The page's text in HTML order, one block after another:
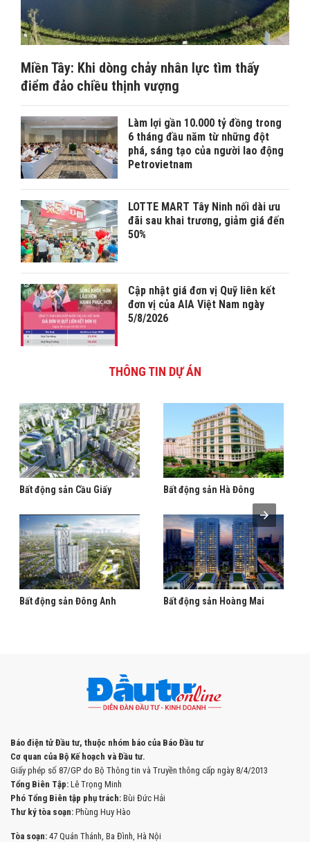
Miền Tây: Khi dòng chảy nhân lực tìm thấy
điểm đảo chiều thịnh vượng
Làm lợi gần 10.000 tỷ đồng trong
6 tháng đầu năm từ những đột
phá, sáng tạo của người lao động
Petrovietnam
LOTTE MART Tây Ninh nối dài ưu
đãi sau khai trương, giảm giá đến
50%
Cập nhật giá đơn vị Quỹ liên kết
đơn vị của AIA Việt Nam ngày
5/8/2026
THÔNG TIN DỰ ÁN
Bất động sản Cầu Giấy
Bất động sản Đông Anh
Bất động sản Hà Đông
Bất động sản Hoàng Mai
Báo điện tử Đầu tư, thuộc nhóm báo của Báo Đầu tư
Cơ quan của Bộ Kế hoạch và Đầu tư.
Giấy phép số 87/GP do Bộ Thông tin và Truyền thông cấp ngày 8/4/2013
Tổng Biên Tập: Lê Trọng Minh
Phó Tổng Biên tập phụ trách: Bùi Đức Hải
Thư ký tòa soạn: Phùng Huy Hào
Tòa soạn: 47 Quán Thánh, Ba Đình, Hà Nội